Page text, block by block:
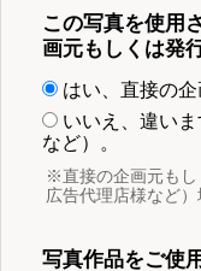
この写真を使用
画元もしくは発
はい、直接の企
いいえ、違い
など）。
※直接の企画元もし
広告代理店様など）
写真作品をご使